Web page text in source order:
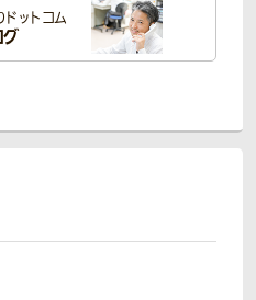
ドットコム